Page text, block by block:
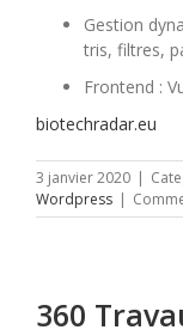
Gestion
tris, filtres,
Frontend :
biotechradar.eu
3 janvier 2020 |
Wordpress |
360